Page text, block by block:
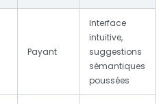
Payant
Interface
intuitive,
suggestions
sémantiques
poussées